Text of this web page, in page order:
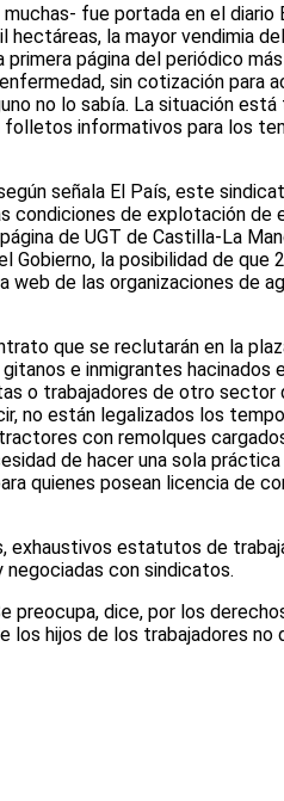
fue portada en el diario
hectáreas, la mayor vendimia
página del periódico
sin cotización para
no lo sabía. La situación
informativos para los
señala El País, este
condiciones de explotación
de UGT de Castilla-La
Gobierno, la posibilidad de que
web de las organizaciones de
que se reclutarán en la
e inmigrantes hacinados
o trabajadores de otro sector
no están legalizados los
con remolques
de hacer una sola
quienes posean licencia de
exhaustivos estatutos de
con sindicatos.
dice, por los
hijos de los trabajadores no